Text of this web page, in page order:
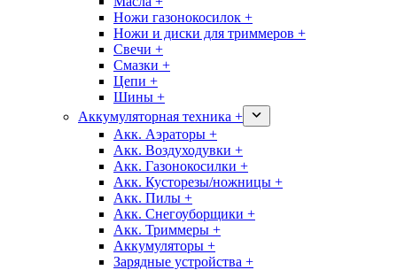
Ножи газонокосилок +
Ножи и диски для триммеров +
Свечи +
Смазки +
Цепи +
Шины +
Аккумуляторная техника +
Акк. Аэраторы +
Акк. Воздуходувки +
Акк. Газонокосилки +
Акк. Кусторезы/ножницы +
Акк. Пилы +
Акк. Снегоуборщики +
Акк. Триммеры +
Аккумуляторы +
Зарядные устройства +